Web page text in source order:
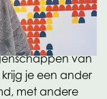
van het
“Vaak
elkaar geplakt
van
krijg je een ander
met andere